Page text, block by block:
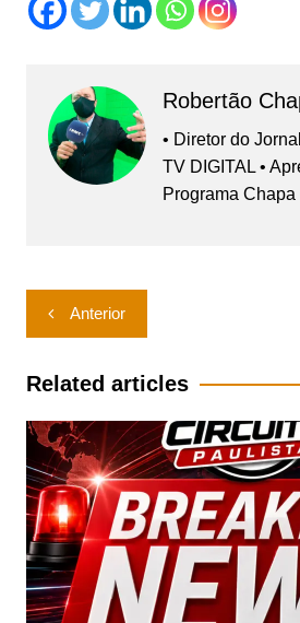
Robertão
• Diretor do
TV DIGITAL •
Programa Chapa
Navegação
de
Post
Anterior
Related articles